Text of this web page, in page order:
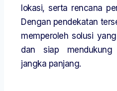
lokasi, serta rencana
Dengan pendekatan
memperoleh solusi
dan siap mendukung
jangka panjang.